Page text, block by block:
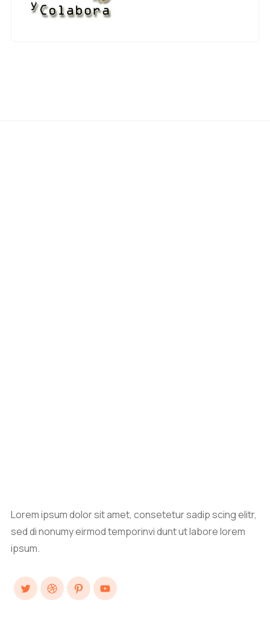
Lorem ipsum dolor sit amet, consetetur sadip scing elitr,
sed di nonumy eirmod temporinvi dunt ut labore lorem
ipsum.
TwitterDribbblePinterestYouTube